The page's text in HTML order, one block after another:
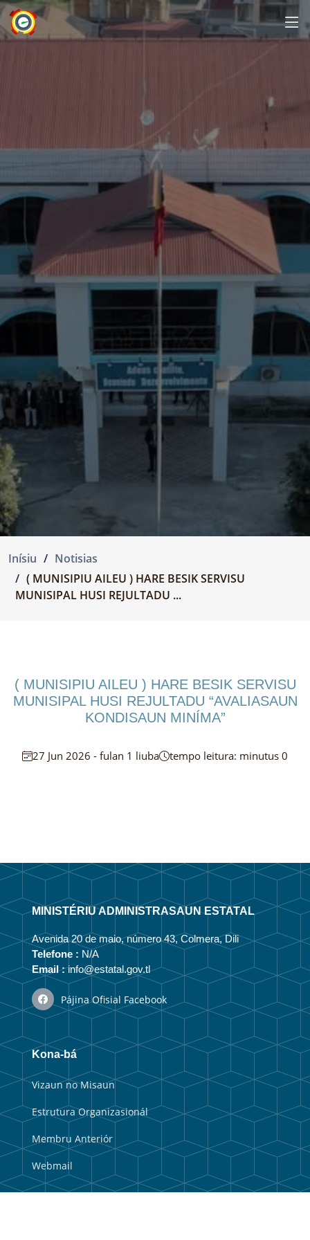
Inísiu
Notisias
( MUNISIPIU AILEU ) HARE BESIK SERVISU
MUNISIPAL HUSI REJULTADU ...
( MUNISIPIU AILEU ) HARE BESIK SERVISU
MUNISIPAL HUSI REJULTADU “AVALIASAUN
KONDISAUN MINÍMA”
27 Jun 2026 - fulan 1 liuba tempo leitura: minutus 0
MINISTÉRIU ADMINISTRASAUN ESTATAL
Avenida 20 de maio, número 43, Colmera, Dili
Telefone : N/A
Email :info@estatal.gov.tl
Pájina Ofisial Facebook
Kona-bá
Vizaun no Misaun
Estrutura Organizasionál
Membru Anteriór
Webmail